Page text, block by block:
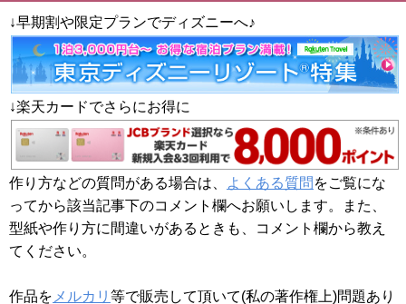
↓早期割や限定プランでディズニーへ♪
↓楽天カードでさらにお得に
作り方などの質問がある場合は、 よくある質問 をご覧にな
ってから該当記事下のコメント欄へお願いします。また、
型紙や作り方に間違いがあるときも、コメント欄から教え
てください。
作品を メルカリ 等で販売して頂いて(私の著作権上)問題あり